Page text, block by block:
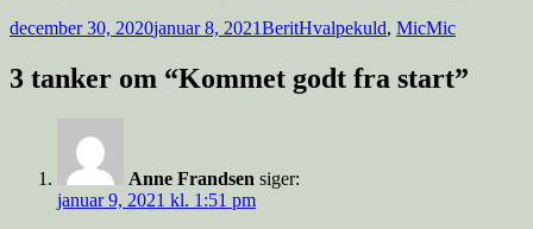
Udgivet
december 30, 2020januar 8, 2021Forfatter
BeritTags
Hvalpekuld, MicMic
3 tanker om “Kommet godt fra start”
Anne Frandsen siger:
januar 9, 2021 kl. 1:51 pm